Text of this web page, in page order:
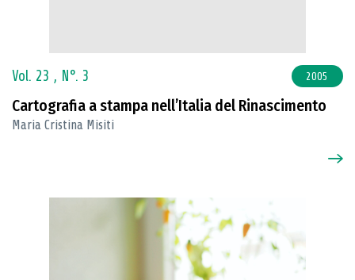
Vol. 23 , N°. 3 2005
Cartografia a stampa nell’Italia del Rinascimento
Maria Cristina Misiti